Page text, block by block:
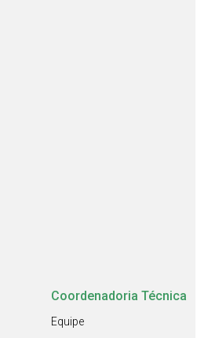
Coordenadoria Técnica
Equipe